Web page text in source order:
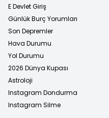
E Devlet Giriş
Günlük Burç Yorumları
Son Depremler
Hava Durumu
Yol Durumu
2026 Dünya Kupası
Astroloji
Instagram Dondurma
Instagram Silme